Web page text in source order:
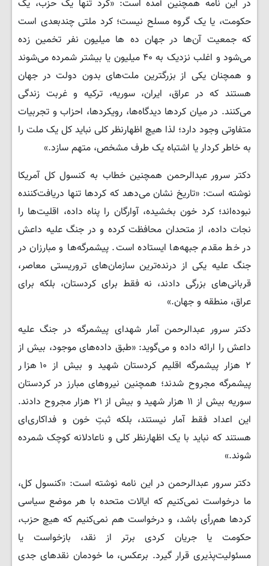
​در این نامه همچنین آمده است: «کرد تنها یک حزب، یک
حکومت، یا یک گروه مسلح نیست؛ کرد ملتی چندبعدی است
که جمعیت آن‌ها در جهان ده ها میلیون نفر تخمین زده
می‌شود و اغلب نزدیک به ۴۰ میلیون یا بیشتر شمرده می‌شوند
و همچنان یکی از بزرگترین ملت‌های بدون دولت در جهان
هستند که در عراق، ایران، سوریه، ترکیه و غربت زندگی
می‌کنند. در میان کردها دیدگاه‌ها، رویکردها، احزاب و تجربیات
متفاوتی وجود دارد؛ لذا هیچ اظهارنظر کلی نباید کل یک ملت را
به خاطر کردار یا اشتباه یک طرف مشخص، متهم سازد.»
​دکتر سرور عبدالرحمن همچنین خطاب به کنسول کل آمریکا
نوشته است: «تاریخ نشان می‌دهد که کردها تنها دریافت‌کننده
نبوده‌اند؛ کرد خون بخشیده، آوارگان را پناه داده، اقلیت‌ها را
نجات داده، از متحدان محافظت کرده و در جنگ علیه داعش
در خط مقدم جبهه‌ها ایستاده است. پیشمرگه‌ها و مبارزان در
جنگ علیه یکی از درنده‌ترین سازمان‌های تروریستی معاصر،
قربانی‌های بزرگی دادند، نه فقط برای کردستان، بلکه برای
عراق، منطقه و جهان.»
​دکتر سرور عبدالرحمن آمار شهدای پیشمرگه در جنگ علیه
داعش را ارائه داده و می‌گوید: «طبق داده‌های موجود، بیش از
۲ هزار پیشمرگه اقلیم کردستان شهید و بیش از ۱۰ هزار
پیشمرگه مجروح شدند؛ همچنین نیروهای مبارز در کردستان
سوریه بیش از ۱۱ هزار شهید و بیش از ۲۱ هزار مجروح دادند.
این اعداد فقط آمار نیستند، بلکه ثبتِ خون و فداکاری‌ای
هستند که نباید با یک اظهارنظر کلی و ناعادلانه کوچک شمرده
شوند.»
​دکتر سرور عبدالرحمن در این نامه نوشته است: «کنسول کل،
ما درخواست نمی‌کنیم که ایالات متحده با هر موضع سیاسی
کردها هم‌رأی باشد، و درخواست هم نمی‌کنیم که هیچ حزب،
حکومت یا جریان کردی برتر از نقد، بازخواست یا
مسئولیت‌پذیری قرار گیرد. برعکس، ما خودمان نقدهای جدی